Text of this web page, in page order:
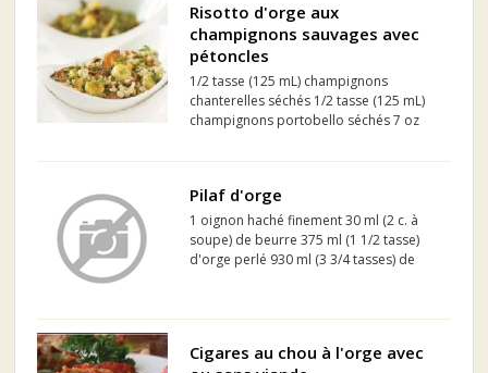
Risotto d'orge aux
champignons sauvages avec
pétoncles
1/2 tasse (125 mL) champignons
chanterelles séchés 1/2 tasse (125 mL)
champignons portobello séchés 7 oz
soupe (25 mL) Huile d'olive extra-vierge
gousses ail, tr...
Pilaf d'orge
1 oignon haché finement 30 ml (2 c. à
soupe) de beurre 375 ml (1 1/2 tasse)
d'orge perlé 930 ml (3 3/4 tasses) de
thym 2 gousses d'ail entières Sel et
Cigares au chou à l'orge avec